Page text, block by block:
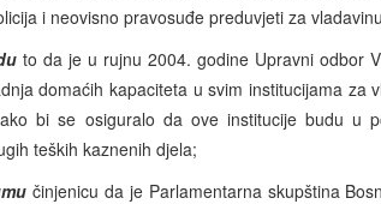
i neovisno pravosuđe preduvjeti za
to da je u rujnu 2004. godine Upravni odbor
domaćih kapaciteta u svim institucijama za
bi se osiguralo da ove institucije budu u
teških kaznenih djela;
činjenicu da je Parlamentarna skupština